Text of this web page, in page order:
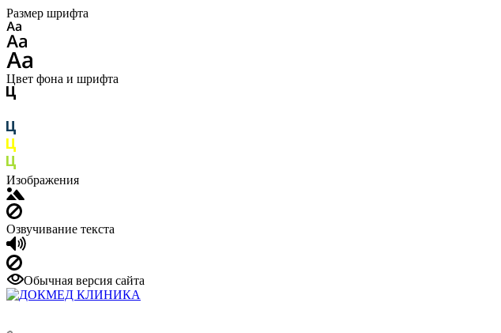
Размер шрифта
Цвет фона и шрифта
Изображения
Озвучивание текста
Обычная версия сайта